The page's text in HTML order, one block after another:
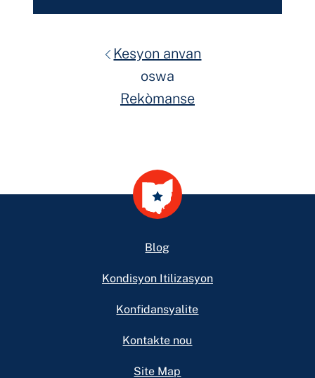
Kesyon anvan
oswa
Rekòmanse
Blog
Kondisyon Itilizasyon
Konfidansyalite
Kontakte nou
Site Map